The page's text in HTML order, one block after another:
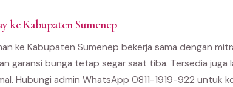
ke Kabupaten Sumenep
ke Kabupaten Sumenep bekerja sama dengan
garansi bunga tetap segar saat tiba. Tersedia
Hubungi admin WhatsApp 0811-1919-922 untuk